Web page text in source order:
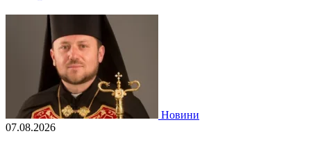
Новини
07.08.2026